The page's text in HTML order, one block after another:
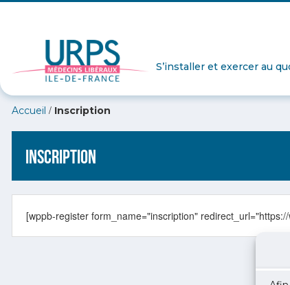
S’installer et exercer au
Accueil / Inscription
Inscription
[wppb-register form_name="inscription"